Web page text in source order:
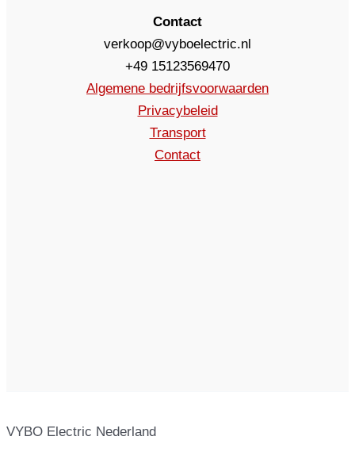
Contact
verkoop@vyboelectric.nl
+49 15123569470
Algemene bedrijfsvoorwaarden
Privacybeleid
Transport
Contact
VYBO Electric Nederland